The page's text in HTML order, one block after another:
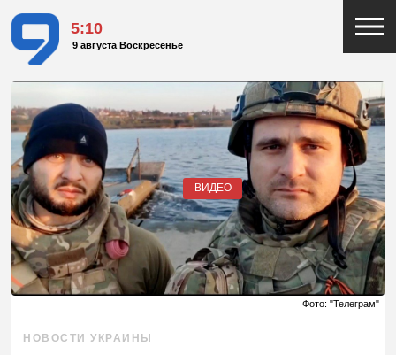
5:10
9 августа Воскресенье
ВИДЕО
Фото: "Телеграм"
НОВОСТИ УКРАИНЫ